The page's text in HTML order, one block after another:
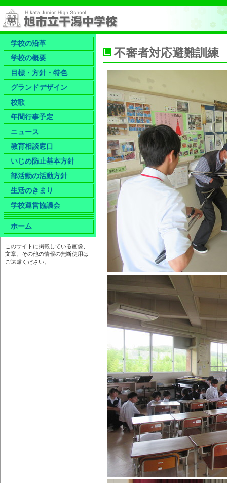
学校の沿革
学校の概要
目標・方針・特色
グランドデザイン
校歌
年間行事予定
ニュース
教育相談窓口
いじめ防止基本方針
部活動の活動方針
生活のきまり
学校運営協議会
ホーム
このサイトに掲載している画像、
文章、その他の情報の無断使用は
ご遠慮ください。
不審者対応避難訓練